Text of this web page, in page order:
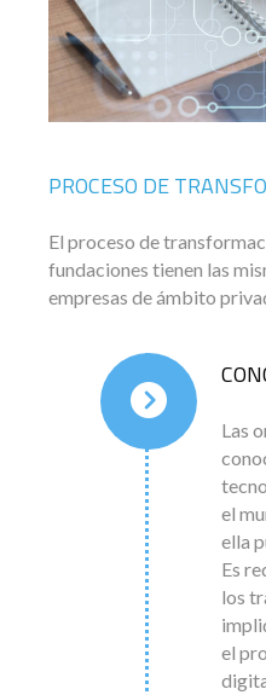
PROCESO DE
El proceso de
fundaciones tienen las
empresas de ámbito
Las
el
ella
Es
los
el